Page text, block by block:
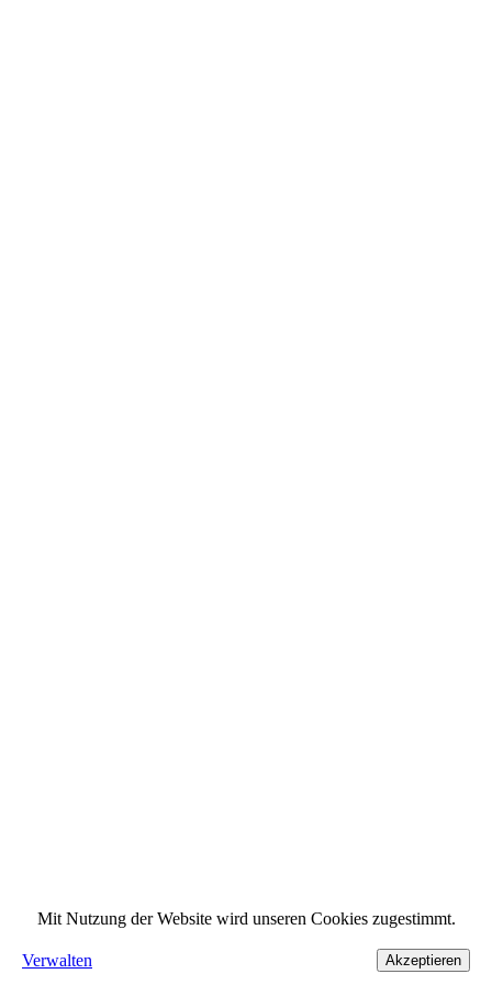
Mit Nutzung der Website wird unseren Cookies zugestimmt.
Verwalten Akzeptieren